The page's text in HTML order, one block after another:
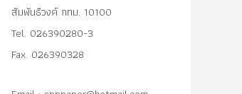
สัมพันธืวงค์ กทม. 10100
Tel. 026390280-3
Fax. 026390328